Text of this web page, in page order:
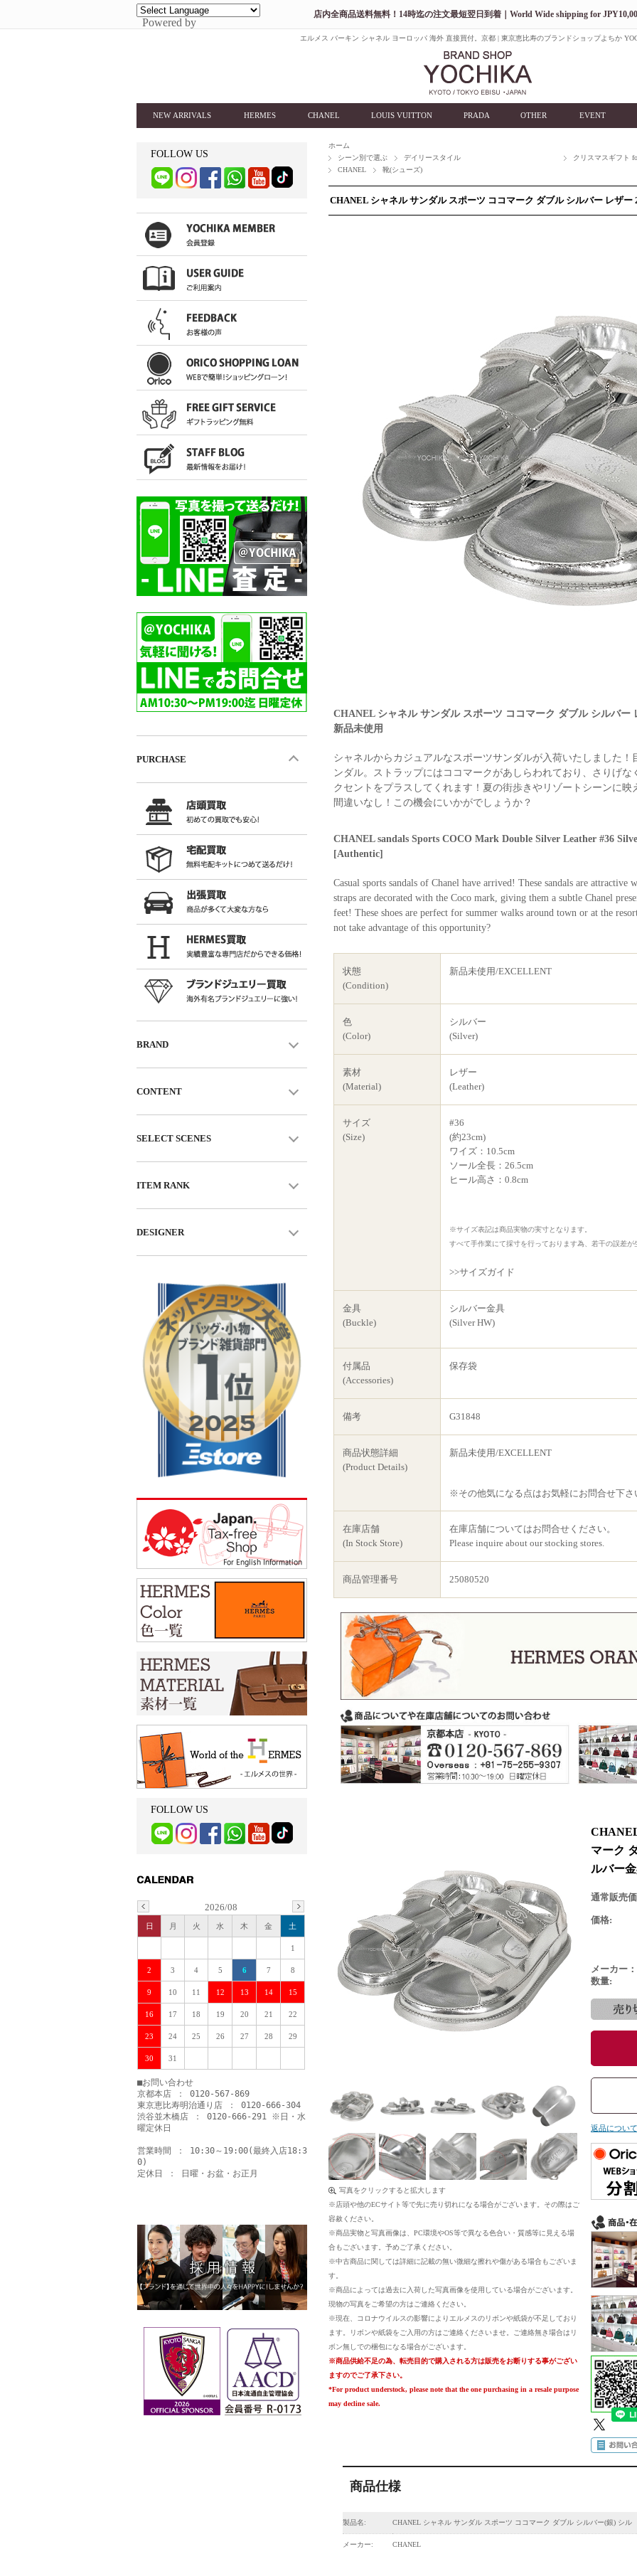
Powered by
店内全商品送料無料！14時迄の注文最短翌日到着｜World Wide shipping for
エルメス バーキン シャネル ヨーロッパ 海外 直接買付。京都 | 東京恵比寿のブランドショップよちか
NEW ARRIVALS HERMES CHANEL LOUIS VUITTON PRADA OTHER EVENT
ホーム
シーン別で選ぶ
デイリースタイル
クリスマスギフト
CHANEL
靴(シューズ)
CHANEL シャネル サンダル スポーツ ココマーク ダブル シルバー レザ
CHANEL シャネル サンダル スポーツ ココマーク ダブル シルバー
新品未使用
シャネルからカジュアルなスポーツサンダルが入荷いたしました
ンダル。ストラップにはココマークがあしらわれており、さりげ
クセントをプラスしてくれます！夏の街歩きやリゾートシーンに
間違いなし！この機会にいかがでしょうか？
CHANEL sandals Sports COCO Mark Double Silver Leather #36
[Authentic]
Casual sports sandals of Chanel have arrived! These sandals are
straps are decorated with the Coco mark, giving them a subtle Chanel
feet! These shoes are perfect for summer walks around town or at the
not take advantage of this opportunity?
状態
(Condition)
新品未使用/EXCELLENT
色
(Color)
シルバー
(Silver)
素材
(Material)
レザー
(Leather)
サイズ
(Size)
#36
(約23cm)
ワイズ：10.5cm
ソール全長：26.5cm
ヒール高さ：0.8cm
※サイズ表記は商品実物の実寸となります。
すべて手作業にて採寸を行っております為、若干の誤差
>>サイズガイド
金具
(Buckle)
シルバー金具
(Silver HW)
付属品
(Accessories)
保存袋
備考 G31848
商品状態詳細
(Product Details)
新品未使用/EXCELLENT
※その他気になる点はお気軽にお問合せ下さ
在庫店舗
(In Stock Store)
在庫店舗についてはお問合せください。
Please inquire about our stocking stores.
商品管理番号 25080520
写真をクリックすると拡大します
※店頭や他のECサイト等で先に売り切れになる場合がございます。その際はご
容赦ください。
※商品実物と写真画像は、PC環境やOS等で異なる色合い・質感等に見える場
合もございます。予めご了承ください。
※中古商品に関しては詳細に記載の無い微細な擦れや傷がある場合もございま
す。
※商品によっては過去に入荷した写真画像を使用している場合がございます。
現物の写真をご希望の方はご連絡ください。
※現在、コロナウイルスの影響によりエルメスのリボンや紙袋が不足しており
ます。リボンや紙袋をご入用の方はご連絡くださいませ。ご連絡無き場合はリ
ボン無しでの梱包になる場合がございます。
※商品供給不足の為、転売目的で購入される方は販売をお断りする事がござい
ますのでご了承下さい。
*For product understock, please note that the one purchasing in a resale purpose
may decline sale.
マーク
ルバー
通常販売
価格:
メーカー：
数量:
返品につい
商品仕様
製品名: CHANEL シャネル サンダル スポーツ ココマーク ダブル シルバー(銀) シル
メーカー: CHANEL
FOLLOW US
PURCHASE
BRAND
CONTENT
SELECT SCENES
ITEM RANK
DESIGNER
FOLLOW US
2026/08
日 月 火 水 木 金 土
1
2 3 4 5 6 7 8
9 10 11 12 13 14 15
16 17 18 19 20 21 22
23 24 25 26 27 28 29
30 31
■お問い合わせ
京都本店 ： 0120-567-869
東京恵比寿明治通り店 ： 0120-666-304
渋谷並木橋店 ： 0120-666-291 ※日・水
曜定休日
営業時間 ： 10:30～19:00(最終入店18:3
0)
定休日 ： 日曜・お盆・お正月